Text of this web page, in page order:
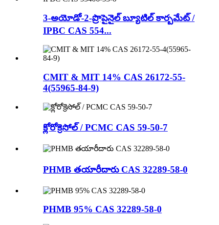
3-అయోడో-2-ప్రొపైనైల్ బ్యూటిల్ కార్బమేట్ /
IPBC CAS 554...
CMIT & MIT 14% CAS 26172-55-
4(55965-84-9)
క్లోరోక్రెసోల్ / PCMC CAS 59-50-7
PHMB తయారీదారు CAS 32289-58-0
PHMB 95% CAS 32289-58-0